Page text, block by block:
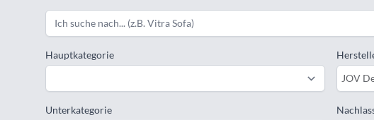
Hauptkategorie
Unterkategorie
JOV